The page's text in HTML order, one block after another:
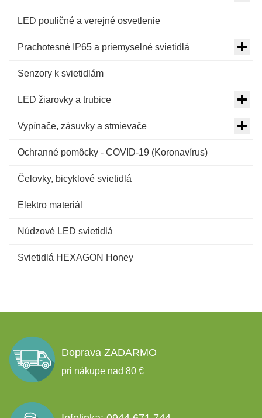
LED pouličné a verejné osvetlenie
Prachotesné IP65 a priemyselné svietidlá
Senzory k svietidlám
LED žiarovky a trubice
Vypínače, zásuvky a stmievače
Ochranné pomôcky - COVID-19 (Koronavírus)
Čelovky, bicyklové svietidlá
Elektro materiál
Núdzové LED svietidlá
Svietidlá HEXAGON Honey
Doprava ZADARMO
pri nákupe nad 80 €